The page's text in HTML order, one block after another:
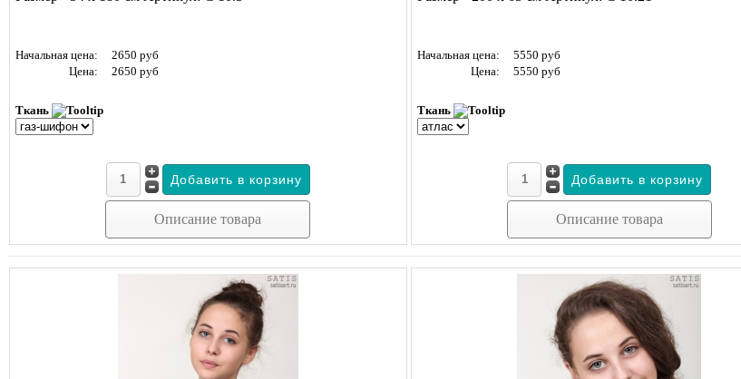
Начальная цена:
2650 руб
Цена:
2650 руб
Ткань
Описание товара
Начальная цена:
5550 руб
Цена:
5550 руб
Ткань
Описание товара